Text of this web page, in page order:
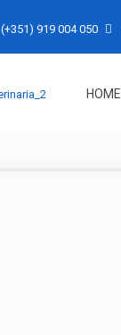
(+351) 919 004 050
HOME